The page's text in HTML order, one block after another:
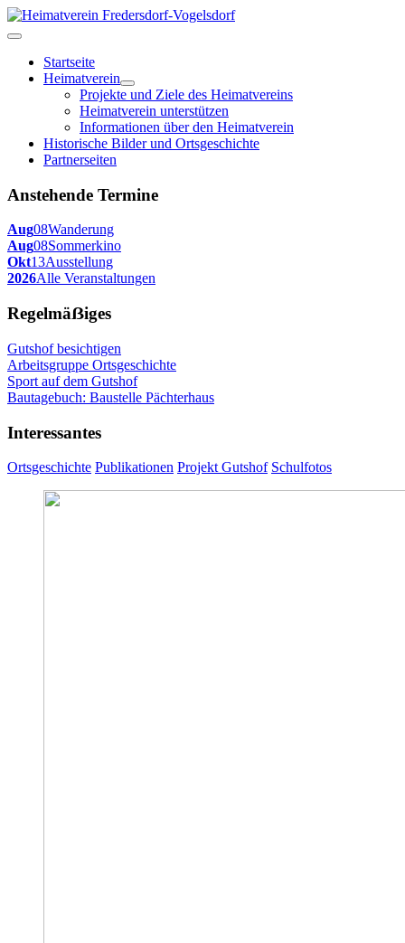
Startseite
Heimatverein
Projekte und Ziele des Heimatvereins
Heimatverein unterstützen
Informationen über den Heimatverein
Historische Bilder und Ortsgeschichte
Partnerseiten
Anstehende Termine
Aug08Wanderung
Aug08Sommerkino
Okt13Ausstellung
2026Alle Veranstaltungen
Regelmäẞiges
Gutshof besichtigen
Arbeitsgruppe Ortsgeschichte
Sport auf dem Gutshof
Bautagebuch: Baustelle Pächterhaus
Interessantes
Ortsgeschichte Publikationen Projekt Gutshof Schulfotos